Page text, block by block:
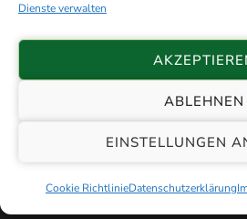
Dienste verwalten
ABLEHNEN
EINSTELLUNGEN
Cookie RichtlinieDatenschutzerklärung
© 2026 Schützenverein
Sitemap| 🏗️ with ❤️ by